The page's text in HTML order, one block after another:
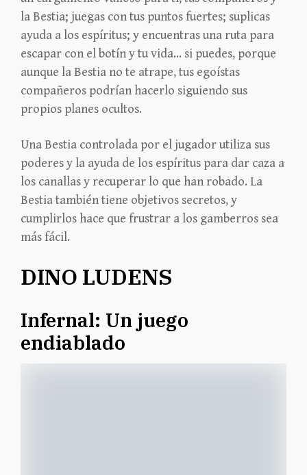
la Bestia; juegas con tus puntos fuertes; suplicas
ayuda a los espíritus; y encuentras una ruta para
escapar con el botín y tu vida… si puedes, porque
aunque la Bestia no te atrape, tus egoístas
compañeros podrían hacerlo siguiendo sus
propios planes ocultos.
Una Bestia controlada por el jugador utiliza sus
poderes y la ayuda de los espíritus para dar caza a
los canallas y recuperar lo que han robado. La
Bestia también tiene objetivos secretos, y
cumplirlos hace que frustrar a los gamberros sea
más fácil.
DINO LUDENS
Infernal: Un juego
endiablado